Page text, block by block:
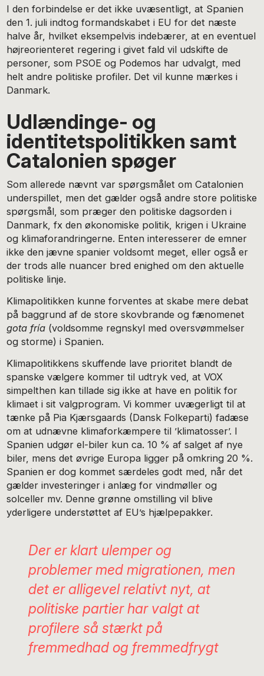
I den forbindelse er det ikke uvæsentligt, at Spanien
den 1. juli indtog formandskabet i EU for det næste
halve år, hvilket eksempelvis indebærer, at en eventuel
højreorienteret regering i givet fald vil udskifte de
personer, som PSOE og Podemos har udvalgt, med
helt andre politiske profiler. Det vil kunne mærkes i
Danmark.
Udlændinge- og
identitetspolitikken samt
Catalonien spøger
Som allerede nævnt var spørgsmålet om Catalonien
underspillet, men det gælder også andre store politiske
spørgsmål, som præger den politiske dagsorden i
Danmark, fx den økonomiske politik, krigen i Ukraine
og klimaforandringerne. Enten interesserer de emner
ikke den jævne spanier voldsomt meget, eller også er
der trods alle nuancer bred enighed om den aktuelle
politiske linje.
Klimapolitikken kunne forventes at skabe mere debat
på baggrund af de store skovbrande og fænomenet
gota fría (voldsomme regnskyl med oversvømmelser
og storme) i Spanien.
Klimapolitikkens skuffende lave prioritet blandt de
spanske vælgere kommer til udtryk ved, at VOX
simpelthen kan tillade sig ikke at have en politik for
klimaet i sit valgprogram. Vi kommer uvægerligt til at
tænke på Pia Kjærsgaards (Dansk Folkeparti) fadæse
om at udnævne klimaforkæmpere til ’klimatosser’. I
Spanien udgør el-biler kun ca. 10 % af salget af nye
biler, mens det øvrige Europa ligger på omkring 20 %.
Spanien er dog kommet særdeles godt med, når det
gælder investeringer i anlæg for vindmøller og
solceller mv. Denne grønne omstilling vil blive
yderligere understøttet af EU’s hjælpepakker.
Der er klart ulemper og
problemer med migrationen, men
det er alligevel relativt nyt, at
politiske partier har valgt at
profilere så stærkt på
fremmedhad og fremmedfrygt